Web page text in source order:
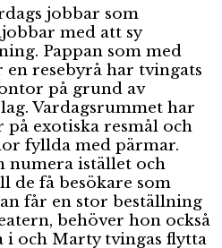
jobbar som
med att sy
Pappan som med
resebyrå har tvingats
på grund av
Vardagsrummet har
exotiska resmål och
fyllda med pärmar.
numera istället och
de få besökare som
får en stor beställning
behöver hon också
i och Marty tvingas flytta